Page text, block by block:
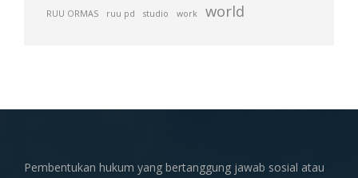
RUU ORMAS ruu pd studio work world
Pembentukan hukum yang bertanggung jawab sosial atau